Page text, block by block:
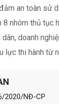
an toàn sử
nhóm thủ tục
doanh
lực thi hành từ
2020/NĐ-CP